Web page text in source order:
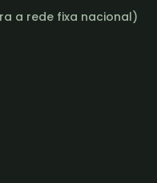
a rede fixa nacional)